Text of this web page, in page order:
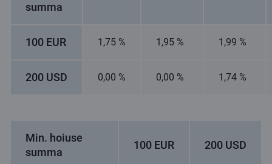
summa
100 EUR 1,75 % 1,95 % 1,99 %
200 USD 0,00 % 0,00 % 1,74 %
Min. hoiuse
summa
100 EUR 200 USD